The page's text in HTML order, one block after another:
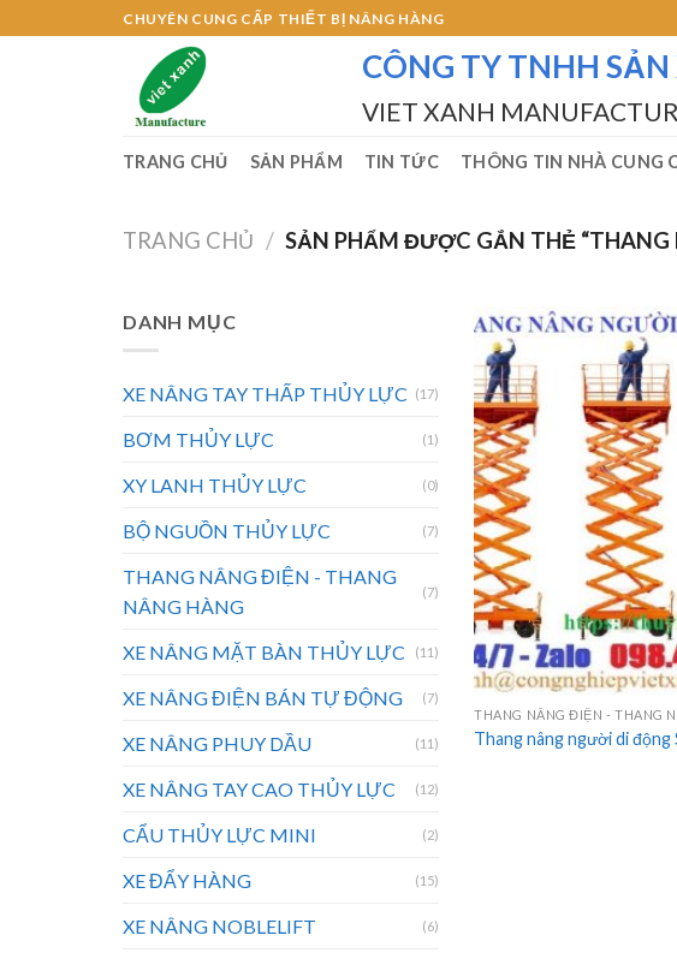
to
CHUYÊN CUNG CẤP THIẾT BỊ NÂNG HÀNG
CÔNG TY TNHH
VIET XANH
TRANG CHỦ SẢN PHẨM TIN TỨC THÔNG TIN NHÀ CUNG
TRANG CHỦ / SẢN PHẨM ĐƯỢC GẮN THẺ
DANH MỤC
XE NÂNG TAY THẤP THỦY LỰC (17)
BƠM THỦY LỰC (1)
XY LANH THỦY LỰC (0)
BỘ NGUỒN THỦY LỰC (7)
THANG NÂNG ĐIỆN - THANG
NÂNG HÀNG
(7)
XE NÂNG MẶT BÀN THỦY LỰC (11)
XE NÂNG ĐIỆN BÁN TỰ ĐỘNG (7)
XE NÂNG PHUY DẦU (11)
XE NÂNG TAY CAO THỦY LỰC (12)
CẨU THỦY LỰC MINI (2)
XE ĐẨY HÀNG (15)
XE NÂNG NOBLELIFT (6)
THANG NÂNG ĐIỆN - THANG
Thang nâng người di động